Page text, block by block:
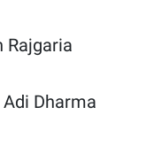
Rajgaria
Dharma